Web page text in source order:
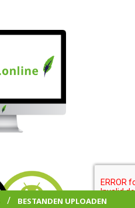
/ BESTANDEN UPLOADEN